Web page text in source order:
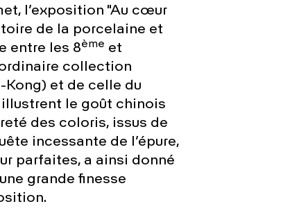
l’exposition "Au cœur
de la porcelaine et
entre les 8ème et
collection
Kong) et de celle du
illustrent le goût chinois
des coloris, issus de
incessante de l’épure,
parfaites, a ainsi donné
grande finesse